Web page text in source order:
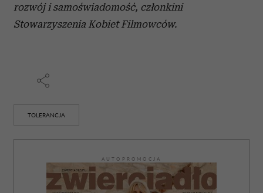
rozwój i samoświadomość, członkini
Stowarzyszenia Kobiet Filmowców.
TOLERANCJA
AUTOPROMOCJA